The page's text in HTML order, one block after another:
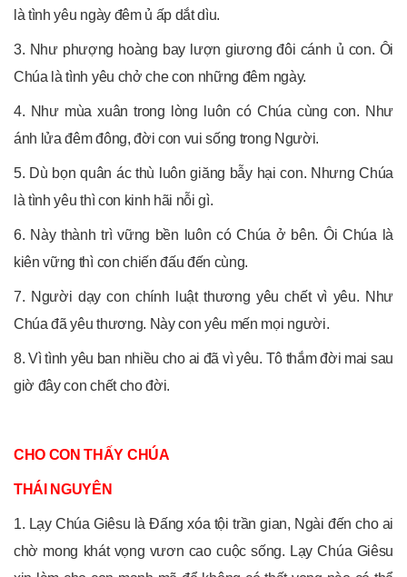
là tình yêu ngày đêm ủ ấp dắt dìu.
3. Như phượng hoàng bay lượn giương đôi cánh ủ con. Ôi
Chúa là tình yêu chở che con những đêm ngày.
4. Như mùa xuân trong lòng luôn có Chúa cùng con. Như
ánh lửa đêm đông, đời con vui sống trong Người.
5. Dù bọn quân ác thù luôn giăng bẫy hại con. Nhưng Chúa
là tình yêu thì con kinh hãi nỗi gì.
6. Này thành trì vững bền luôn có Chúa ở bên. Ôi Chúa là
kiên vững thì con chiến đấu đến cùng.
7. Người dạy con chính luật thương yêu chết vì yêu. Như
Chúa đã yêu thương. Này con yêu mến mọi người.
8. Vì tình yêu ban nhiều cho ai đã vì yêu. Tô thắm đời mai sau
giờ đây con chết cho đời.
CHO CON THẤY CHÚA
THÁI NGUYÊN
1. Lạy Chúa Giêsu là Đấng xóa tội trần gian, Ngài đến cho ai
chờ mong khát vọng vươn cao cuộc sống. Lạy Chúa Giêsu